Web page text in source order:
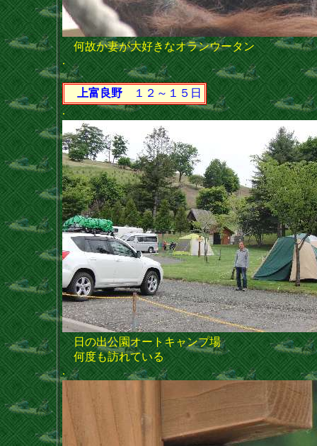
何故か妻が大好きなオランウータン
.
上富良野
１２～１５日
.
日の出公園オートキャンプ場
何度も訪れている
.